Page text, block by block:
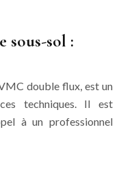
sous-sol :
double flux, est un
techniques. Il est
à un professionnel